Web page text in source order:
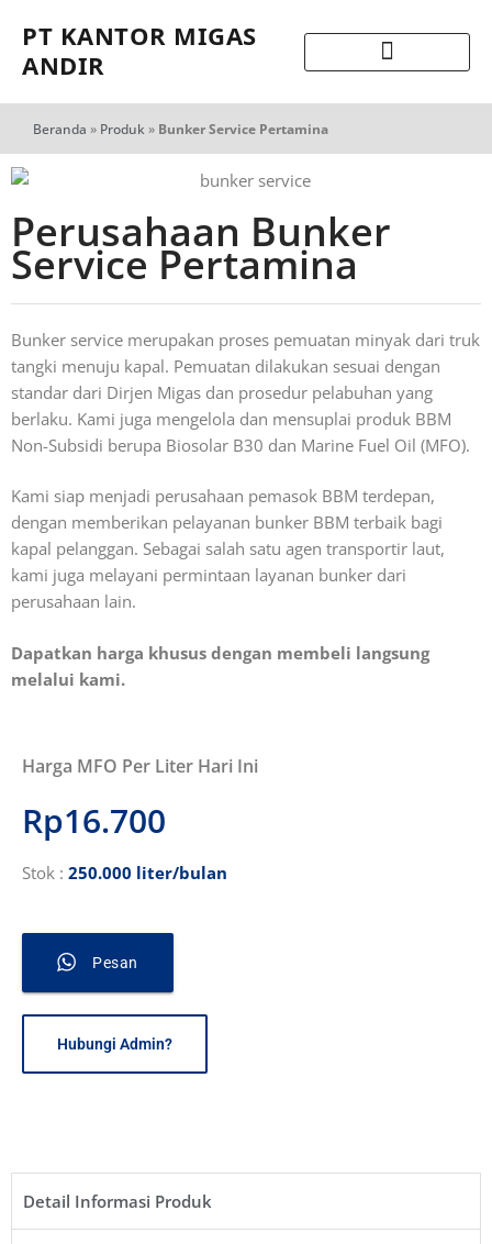
PT KANTOR MIGAS
ANDIR
Beranda » Produk » Bunker Service Pertamina
Perusahaan Bunker
Service Pertamina
Bunker service merupakan proses pemuatan minyak dari truk
tangki menuju kapal. Pemuatan dilakukan sesuai dengan
standar dari Dirjen Migas dan prosedur pelabuhan yang
berlaku. Kami juga mengelola dan mensuplai produk BBM
Non-Subsidi berupa Biosolar B30 dan Marine Fuel Oil (MFO).
Kami siap menjadi perusahaan pemasok BBM terdepan,
dengan memberikan pelayanan bunker BBM terbaik bagi
kapal pelanggan. Sebagai salah satu agen transportir laut,
kami juga melayani permintaan layanan bunker dari
perusahaan lain.
Dapatkan harga khusus dengan membeli langsung
melalui kami.
Harga MFO Per Liter Hari Ini
Rp16.700
Stok : 250.000 liter/bulan
Pesan
Hubungi Admin?
Detail Informasi Produk​